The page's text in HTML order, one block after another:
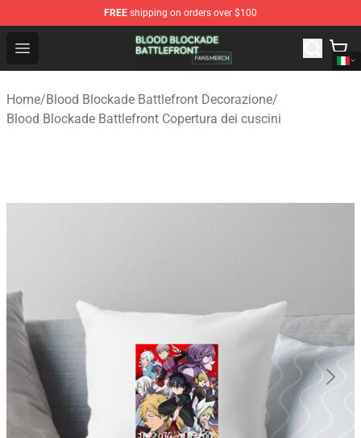
FREE shipping on orders over $100
Open menu
Blood Blockade Battlefront Shop - Official Blood
Home/Blood Blockade Battlefront Decorazione/
Blood Blockade Battlefront Copertura dei cuscini